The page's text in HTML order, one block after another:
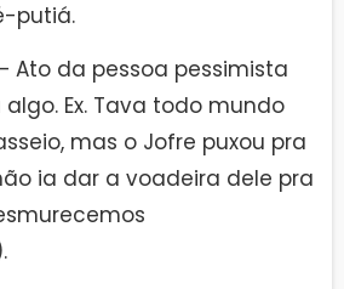
putiá.
Ato da pessoa pessimista
Ex. Tava todo mundo
mas o Jofre puxou pra
ia dar a voadeira dele pra